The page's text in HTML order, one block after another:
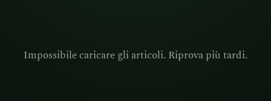
Impossibile caricare gli articoli. Riprova più tardi.